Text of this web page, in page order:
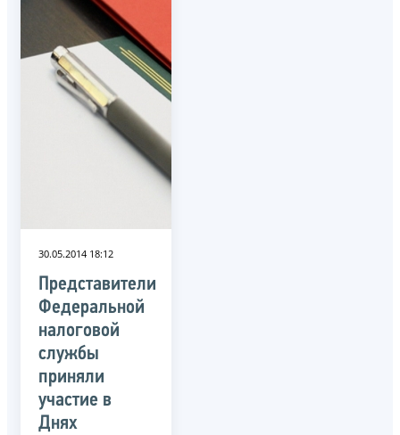
30.05.2014 18:12
Представители
Федеральной
налоговой
службы
приняли
участие в
Днях